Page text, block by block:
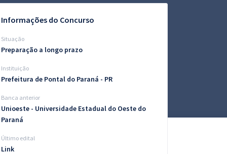
Informações do Concurso
Situação
Preparação a longo prazo
Instituição
Prefeitura de Pontal do Paraná - PR
Banca anterior
Unioeste - Universidade Estadual do Oeste do
Paraná
Último edital
Link